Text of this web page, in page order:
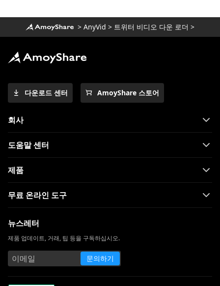
> AnyVid > 트위터 비디오 다운 로더 >
다운로드 센터 AmoyShare 스토어
회사
도움말 센터
제품
무료 온라인 도구
뉴스레터
제품 업데이트, 거래, 팁 등을 구독하십시오.
문의하기